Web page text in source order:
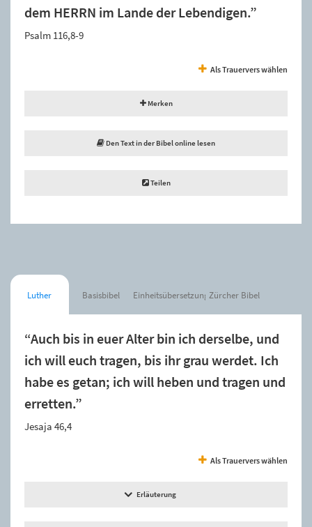
dem HERRN im Lande der Lebendigen.”
Psalm 116,8-9
Als Trauervers wählen
Merken
Den Text in der Bibel online lesen
Teilen
Luther Basisbibel Einheitsübersetzung Zürcher Bibel
“Auch bis in euer Alter bin ich derselbe, und
ich will euch tragen, bis ihr grau werdet. Ich
habe es getan; ich will heben und tragen und
erretten.”
Jesaja 46,4
Als Trauervers wählen
Erläuterung